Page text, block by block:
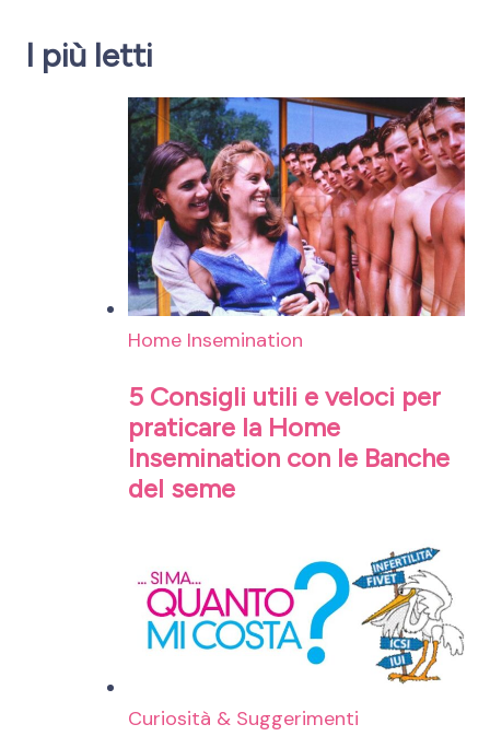
I più letti
Home Insemination
5 Consigli utili e veloci per
praticare la Home
Insemination con le Banche
del seme
Curiosità & Suggerimenti